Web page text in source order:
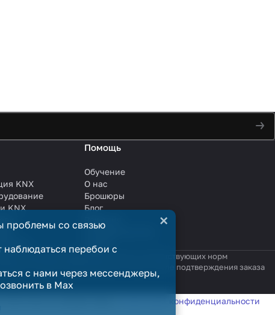
KNX
KNX
Помощь
Обучение
О нас
Брошюры
Блог
Сотрудничество
Услуги
публичной офертой в смысле соответствующих норм
считается заключённым только после подтверждения заказа
со связью
перебои с
с нами через мессенджеры,
в Max
×
в соответствии с политикой конфиденциальности